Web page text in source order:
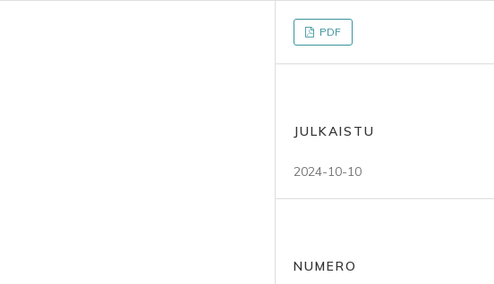
PDF
JULKAISTU
2024-10-10
NUMERO